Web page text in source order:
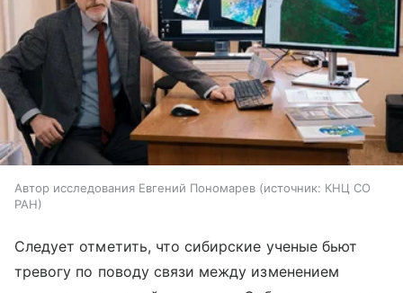
Автор исследования Евгений Пономарев источник: КНЦ СО
РАН
Следует отметить, что сибирские ученые бьют
тревогу по поводу связи между изменением